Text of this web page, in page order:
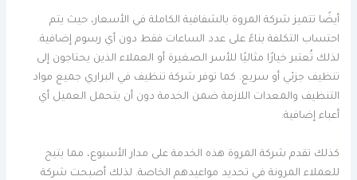
أيضًا تتميز شركة المروة بالشفافية الكاملة في الأسعار، حيث يتم
احتساب التكلفة بناءً على عدد الساعات فقط دون أي رسوم إضافية.
لذلك تُعتبر خيارًا مثاليًا للأسر الصغيرة أو العملاء الذين يحتاجون إلى
تنظيف جزئي أو سريع. كما توفر شركة تنظيف في البراري جميع مواد
التنظيف والمعدات اللازمة ضمن الخدمة دون أن يتحمل العميل أي
أعباء إضافية.
كذلك تقدم شركة المروة هذه الخدمة على مدار الأسبوع، مما يتيح
للعملاء المرونة في تحديد مواعيدهم الخاصة. لذلك أصبحت شركة